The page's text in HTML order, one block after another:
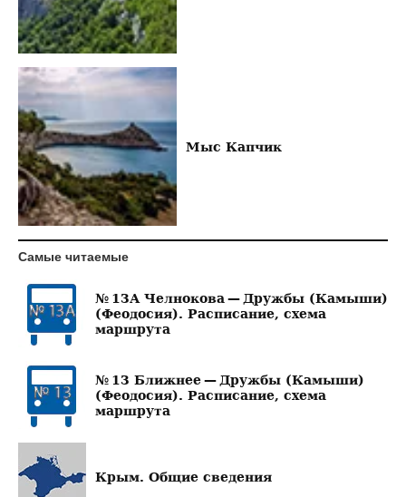
Мыс Капчик
Самые читаемые
№ 13А Челнокова — Дружбы (Камыши)
(Феодосия). Расписание, схема
маршрута
№ 13 Ближнее — Дружбы (Камыши)
(Феодосия). Расписание, схема
маршрута
Крым. Общие сведения